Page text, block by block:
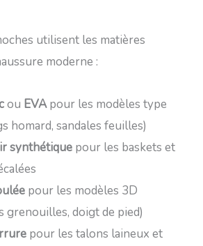
utilisent les matières
moderne :
ou EVApour les modèles type
homard, sandales feuilles)
synthétique pour les baskets et
pour les modèles 3D
grenouilles, doigt de pied)
pour les talons laineux et